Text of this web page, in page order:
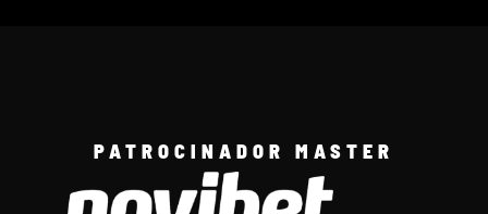
PATROCINADOR MASTER